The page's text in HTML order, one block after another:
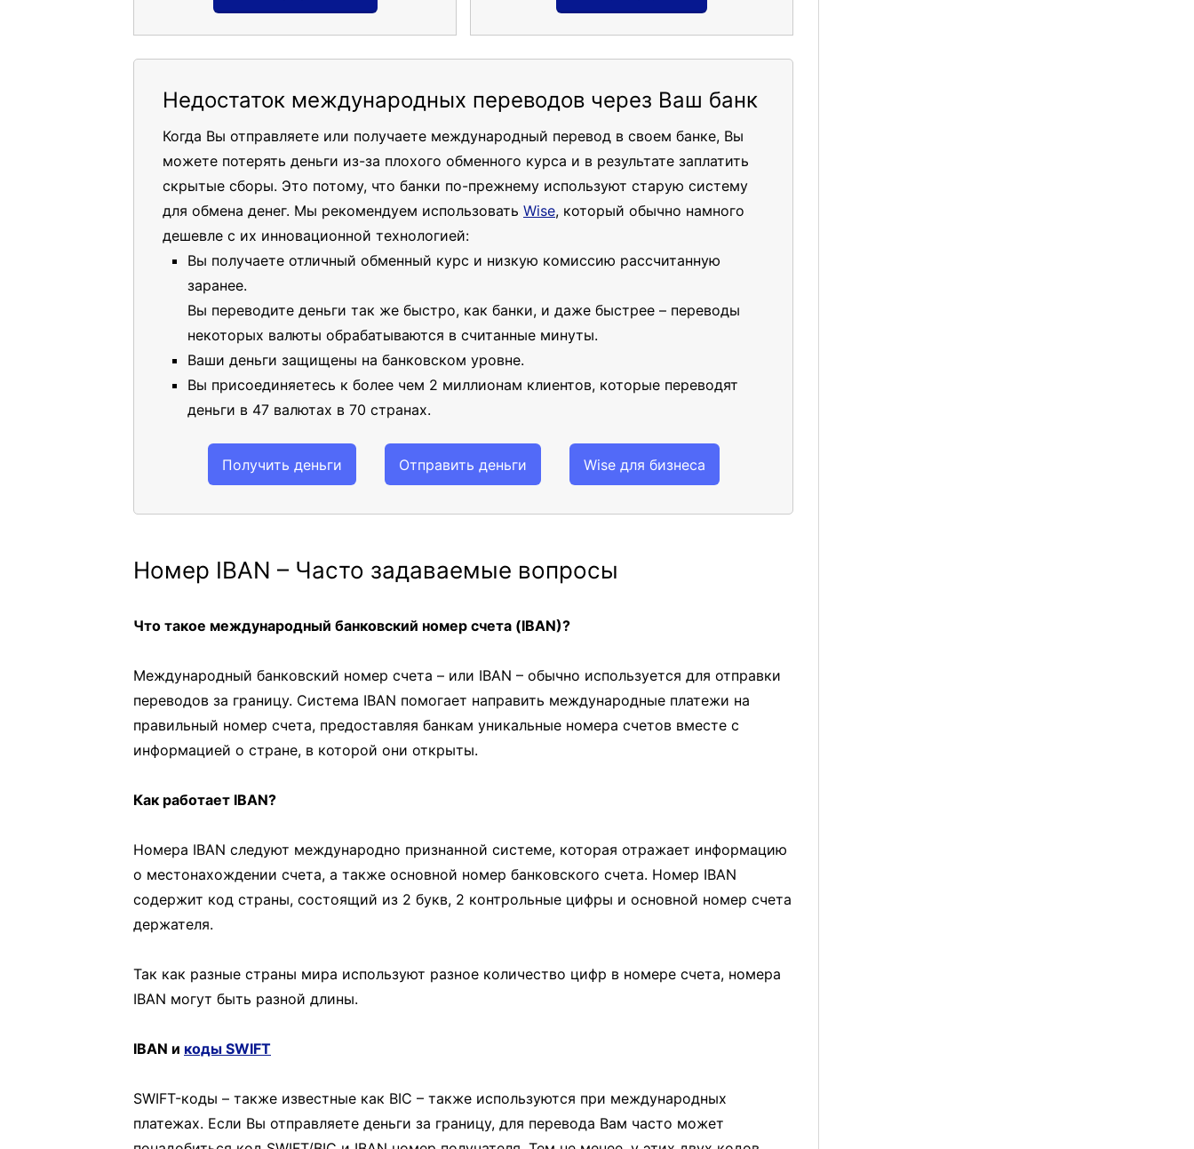
Недостаток международных переводов через Ваш банк
Когда Вы отправляете или получаете международный перевод в своем банке, Вы
можете потерять деньги из-за плохого обменного курса и в результате заплатить
скрытые сборы. Это потому, что банки по-прежнему используют старую систему
для обмена денег. Мы рекомендуем использовать Wise, который обычно намного
дешевле с их инновационной технологией:
Вы получаете отличный обменный курс и низкую комиссию рассчитанную
заранее.
Вы переводите деньги так же быстро, как банки, и даже быстрее – переводы
некоторых валюты обрабатываются в считанные минуты.
Ваши деньги защищены на банковском уровне.
Вы присоединяетесь к более чем 2 миллионам клиентов, которые переводят
деньги в 47 валютах в 70 странах.
Получить деньги Отправить деньги Wise для бизнеса
Номер IBAN – Часто задаваемые вопросы
Что такое международный банковский номер счета (IBAN)?
Международный банковский номер счета – или IBAN – обычно используется для отправки
переводов за границу. Система IBAN помогает направить международные платежи на
правильный номер счета, предоставляя банкам уникальные номера счетов вместе с
информацией о стране, в которой они открыты.
Как работает IBAN?
Номера IBAN следуют международно признанной системе, которая отражает информацию
о местонахождении счета, а также основной номер банковского счета. Номер IBAN
содержит код страны, состоящий из 2 букв, 2 контрольные цифры и основной номер счета
держателя.
Так как разные страны мира используют разное количество цифр в номере счета, номера
IBAN могут быть разной длины.
IBAN и коды SWIFT
SWIFT-коды – также известные как BIC – также используются при международных
платежах. Если Вы отправляете деньги за границу, для перевода Вам часто может